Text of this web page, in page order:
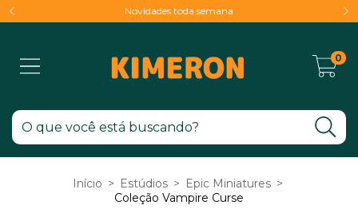
Novidades toda semana
0
Início > Estúdios > Epic Miniatures >
Coleção Vampire Curse